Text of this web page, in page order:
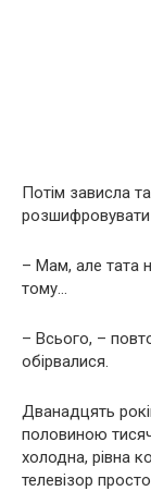
Потім зависла
розшифровувати
– Мам, але тата
тому…
– Всього, –
обірвалися.
Дванадцять
половиною
холодна, рівна
телевізор